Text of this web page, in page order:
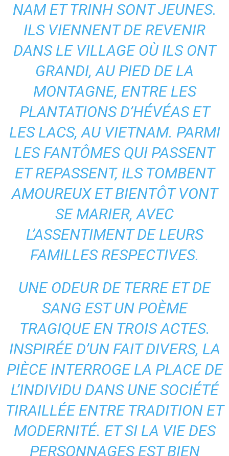
NAM ET TRINH SONT JEUNES.
ILS VIENNENT DE REVENIR
DANS LE VILLAGE OÙ ILS ONT
GRANDI, AU PIED DE LA
MONTAGNE, ENTRE LES
PLANTATIONS D’HÉVÉAS ET
LES LACS, AU VIETNAM. PARMI
LES FANTÔMES QUI PASSENT
ET REPASSENT, ILS TOMBENT
AMOUREUX ET BIENTÔT VONT
SE MARIER, AVEC
L’ASSENTIMENT DE LEURS
FAMILLES RESPECTIVES.
UNE ODEUR DE TERRE ET DE
SANG EST UN POÈME
TRAGIQUE EN TROIS ACTES.
INSPIRÉE D’UN FAIT DIVERS, LA
PIÈCE INTERROGE LA PLACE DE
L’INDIVIDU DANS UNE SOCIÉTÉ
TIRAILLÉE ENTRE TRADITION ET
MODERNITÉ. ET SI LA VIE DES
PERSONNAGES EST BIEN